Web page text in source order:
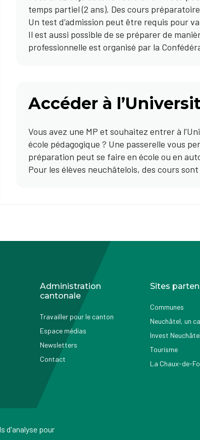
temps partiel (2 ans). Des cours
Un test d’admission peut être requis pour
Il est aussi possible de se préparer de
professionnelle est organisé par la
Accéder à
Vous avez une MP et souhaitez entrer à
école pédagogique ? Une passerelle vous
préparation peut se faire en école ou en
Pour les élèves neuchâtelois, des cours
Administration
cantonale
Travailler pour le canton
Espace médias
Newsletters
Contact
Sites
Communes
Neuchâtel, un
Invest Neuchâtel
Tourisme
La Chaux-de-
d'analyse pour